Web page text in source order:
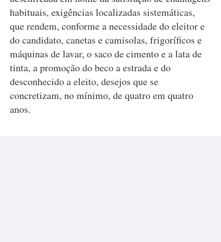
habituais, exigências localizadas sistemáticas,
que rendem, conforme a necessidade do eleitor e
do candidato, canetas e camisolas, frigoríficos e
máquinas de lavar, o saco de cimento e a lata de
tinta, a promoção do beco a estrada e do
desconhecido a eleito, desejos que se
concretizam, no mínimo, de quatro em quatro
anos.